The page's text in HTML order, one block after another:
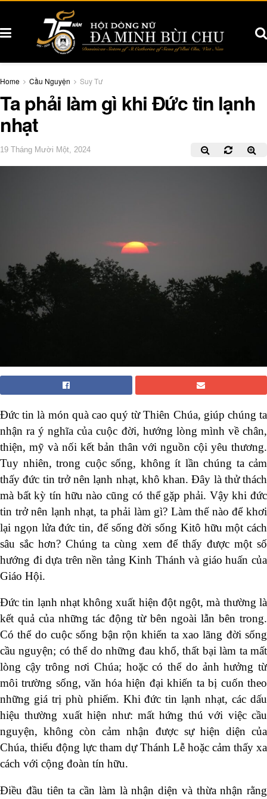
Home Cầu Nguyện Suy Tư
Ta phải làm gì khi Đức tin lạnh
nhạt
19 Tháng Mười Một, 2024
Đức tin là món quà cao quý từ Thiên Chúa, giúp chúng ta
nhận ra ý nghĩa của cuộc đời, hướng lòng mình về chân,
thiện, mỹ và nối kết bản thân với nguồn cội yêu thương.
Tuy nhiên, trong cuộc sống, không ít lần chúng ta cảm
thấy đức tin trở nên lạnh nhạt, khô khan. Đây là thử thách
mà bất kỳ tín hữu nào cũng có thể gặp phải. Vậy khi đức
tin trở nên lạnh nhạt, ta phải làm gì? Làm thế nào để khơi
lại ngọn lửa đức tin, để sống đời sống Kitô hữu một cách
sâu sắc hơn? Chúng ta cùng xem để thấy được một số
hướng đi dựa trên nền tảng Kinh Thánh và giáo huấn của
Giáo Hội.
Đức tin lạnh nhạt không xuất hiện đột ngột, mà thường là
kết quả của những tác động từ bên ngoài lẫn bên trong.
Có thể do cuộc sống bận rộn khiến ta xao lãng đời sống
cầu nguyện; có thể do những đau khổ, thất bại làm ta mất
lòng cậy trông nơi Chúa; hoặc có thể do ảnh hưởng từ
môi trường sống, văn hóa hiện đại khiến ta bị cuốn theo
những giá trị phù phiếm. Khi đức tin lạnh nhạt, các dấu
hiệu thường xuất hiện như: mất hứng thú với việc cầu
nguyện, không còn cảm nhận được sự hiện diện của
Chúa, thiếu động lực tham dự Thánh Lễ hoặc cảm thấy xa
cách với cộng đoàn tín hữu.
Điều đầu tiên ta cần làm là nhận diện và thừa nhận rằng